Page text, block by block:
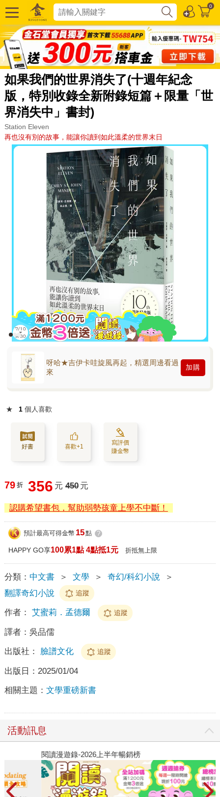
0
如果我們的世界消失了(十週年紀念
版，特別收錄全新附錄短篇＋限量「世
界消失中」書封)
Station Eleven
再也沒有別的故事，能讓你讀到如此溫柔的世界末日
呀哈★吉伊卡哇旋風再起，精選周邊看過
來
加購
★ 1 個人喜歡
好書 喜歡+1
寫評價
賺金幣
79 折 356 元 450 元
認購希望書包，幫助弱勢孩童上學不中斷！
預計最高可得金幣 15點 ?
HAPPY GO享100累1點 4點抵1元 折抵無上限
分類： 中文書 ＞ 文學 ＞ 奇幻/科幻小說
＞
翻譯奇幻小說
追蹤
作者： 艾蜜莉．孟德爾 追蹤
譯者： 吳品儒
出版社： 臉譜文化 追蹤
出版日： 2025/01/04
相關主題： 文學重磅新書
活動訊息
閱讀漫遊錄-2026上半年暢銷榜